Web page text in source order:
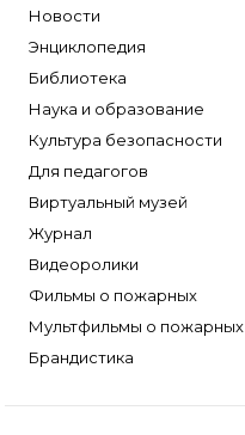
Новости
Энциклопедия
Библиотека
Наука и образование
Культура безопасности
Для педагогов
Виртуальный музей
Журнал
Видеоролики
Фильмы о пожарных
Мультфильмы о пожарных
Брандистика